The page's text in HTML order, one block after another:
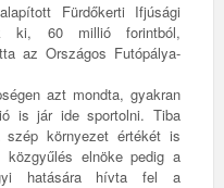
Fürdőkerti Ifjúsági
ki, 60 millió forintból,
az Országos Futópálya-
azt mondta, gyakran
is jár ide sportolni. Tiba
szép környezet értékét is
elnöke pedig a
hatására hívta fel a